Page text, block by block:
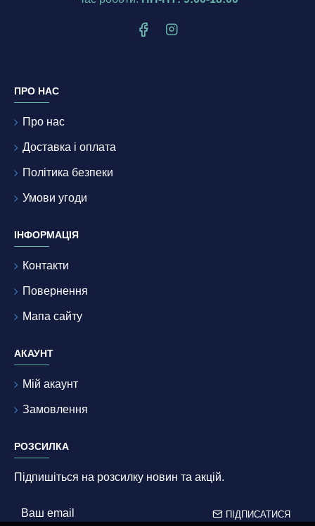
ПРО НАС
Про нас
Доставка і оплата
Політика безпеки
Умови угоди
ІНФОРМАЦІЯ
Контакти
Повернення
Мапа сайту
АКАУНТ
Мій акаунт
Замовлення
РОЗСИЛКА
Підпишіться на розсилку новин та акцій.
ПІДПИСАТИСЯ